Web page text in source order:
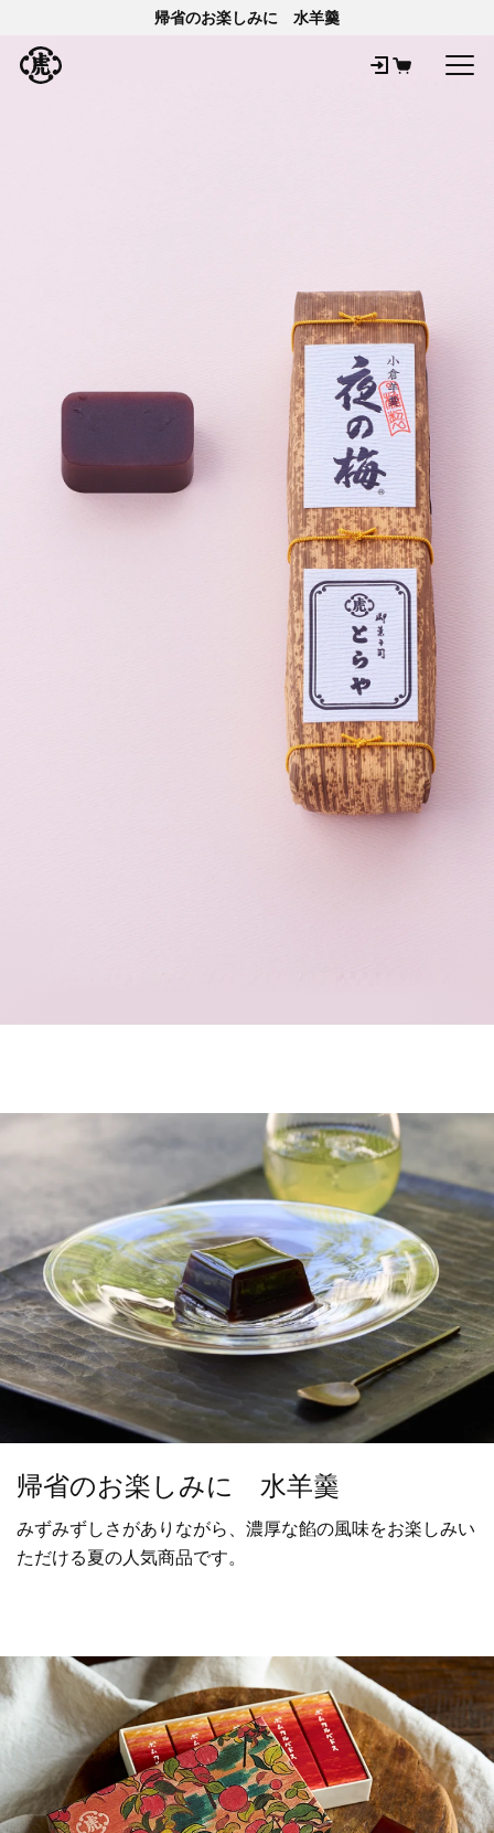
帰省のお楽しみに 水羊羹
帰省のお楽しみに 水羊羹
みずみずしさがありながら、濃厚な餡の風味をお楽しみい
ただける夏の人気商品です。